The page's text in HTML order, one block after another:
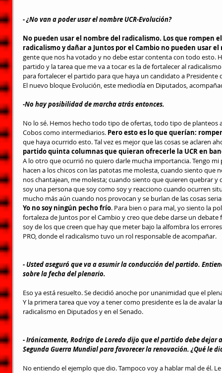
- ¿No van a poder usar el nombre UCR-Evolución?
No pueden usar el nombre del radicalismo. Los que rompen
radicalismo y dañar a Juntos por el Cambio no pueden usar el
gente que nos ha votado y no debe estar contenta con todo esto.
partido y la tarea que me va a tocar es la de fortalecer al
para fortalecer el partido para que haya un candidato a Presidente
El nuevo bloque Evolución, este mediodía en Diputados,
-No hay posibilidad de marcha atrás entonces.
No lo sé. Hemos hecho todo tipo de ofertas, todo tipo de planteos
Cobos como intermediarios. Pero esto es lo que querían:
que haya ocurrido esto. Tal vez es mejor que las cosas se aclaren
partido quinta columnas que quieran ofrecerle la UCR en
A lo otro que ocurrió no quiero darle mucha importancia. Tengo
hacen a los chicos con las patotas me molesta, cuando siento que
nos chantajean, me molesta; cuando siento que quieren quebrar y
soy una persona que soy como soy y reacciono cuando ocurren
mucho más aún cuando nos provocan y se burlan de las cosas
Yo no soy ningún pecho frío. Para bien o para mal, yo siento la
fortaleza de Juntos por el Cambio y creo que debe darse un
soy de los que creen que hay que meter bajo la alfombra los
PRO, donde el radicalismo tuvo un rol responsable de acompañar.
- Usted aseguró que va a asumir la conducción del partido.
sobre la fecha del plenario.
Eso ya está resuelto. Se decidió anoche por unanimidad que el
Y la primera tarea que voy a tener como presidente es la de
radicalismo en Diputados y en el Senado.
- Irónicamente, Rodrigo de Loredo dijo que el partido debe dejar
Segunda Guerra Mundial para favorecer la renovación. ¿Qué le
No entiendo el ejemplo que dio. Tampoco voy a hablar mal de él.